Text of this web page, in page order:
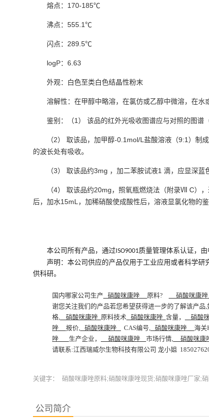
熔点：170-185℃
沸点：555.1℃
闪点：289.5℃
logP：6.63
外观：白色至类白色结晶性粉末
溶解性：在甲醇中略溶，在氯仿或乙醇中微溶，在水
鉴别：（1） 该品的红外光吸收图谱应与对照的图谱
（2） 取该品，加甲醇-0.1mol/L盐酸溶液（9:1）
的波长处有吸收。
（3） 取该品约3mg ，加二苯胺试液1 滴，应显深蓝
（4） 取该品约20mg，照氧瓶燃烧法（附录Ⅶ C）
后，加水15mL，加稀硝酸使成酸性后，溶液显氯化物的
本公司所有产品，通过ISO9001质量管理体系认证，
声明：本公司供应的产品仅用于工业应用或者科学
供科研。
国内哪家公司生产 硝酸咪康唑 原料? 硝酸咪康唑
谢您关注我们的产品若您希望获得进一步的了解该产品,
格, 硝酸咪康唑 原料技术 硝酸咪康唑 含量， 硝酸
唑 报价, 硝酸咪康唑 CAS编号, 硝酸咪康唑 海关
唑 生产企业， 硝酸咪康唑 市场行情, 硝酸咪
请联系:江西瑞威尔生物科技有限公司 龙小姐
关键字： 硝酸咪康唑原料;硝酸咪康唑现货;硝酸咪康唑厂家;
公司简介